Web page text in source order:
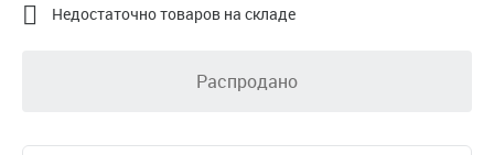
 Недостаточно товаров на складе
Распродано